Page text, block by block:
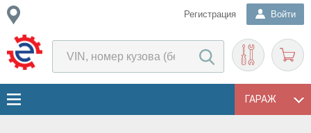
Регистрация Войти
ГАРАЖ